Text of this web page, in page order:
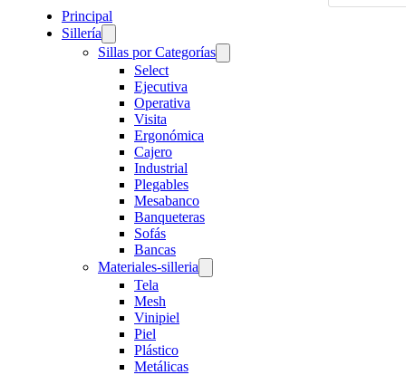
Principal
Sillería
Sillas por Categorías
Select
Ejecutiva
Operativa
Visita
Ergonómica
Cajero
Industrial
Plegables
Mesabanco
Banqueteras
Sofás
Bancas
Materiales-silleria
Tela
Mesh
Vinipiel
Piel
Plástico
Metálicas